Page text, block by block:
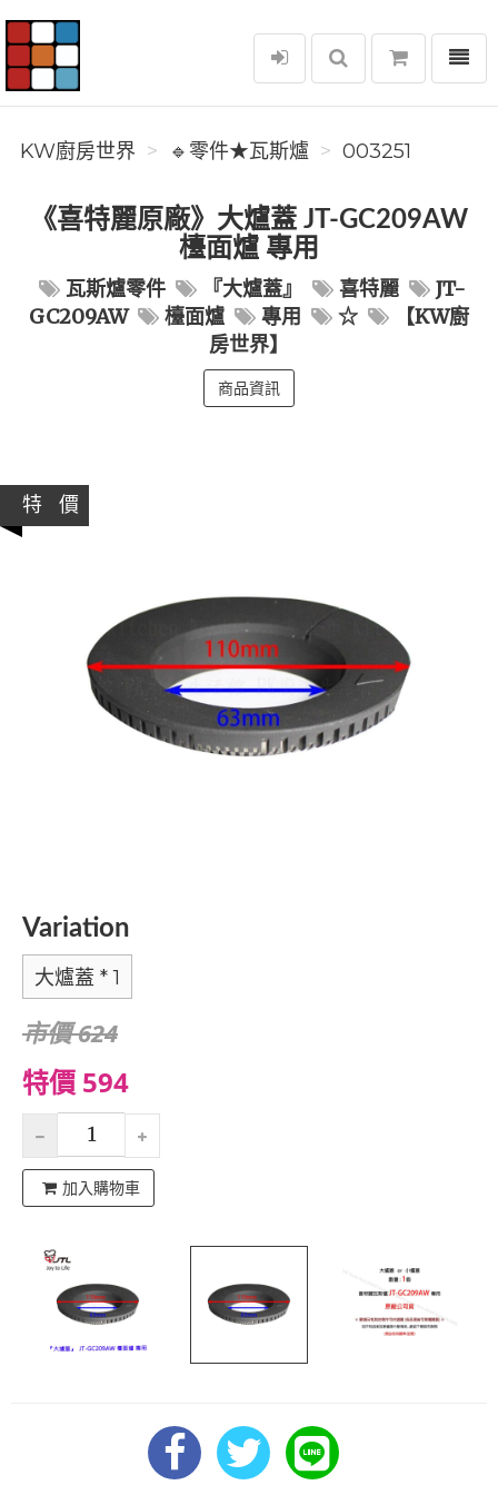
KW廚房世界
選單
KW廚房世界 🔹零件★瓦斯爐 003251
《喜特麗原廠》大爐蓋 JT-GC209AW
檯面爐 專用
瓦斯爐零件 『大爐蓋』 喜特麗
JT-
GC209AW
檯面爐 專用 ☆
【KW廚
房世界】
商品資訊
特 價
Variation
大爐蓋 * 1
市價 624
特價 594
加入購物車